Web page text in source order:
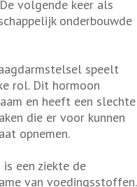
volgende keer als
onderbouwde
speelt
rol. Dit hormoon
en heeft een slechte
die er voor kunnen
opnemen.
een ziekte de
van voedingsstoffen.